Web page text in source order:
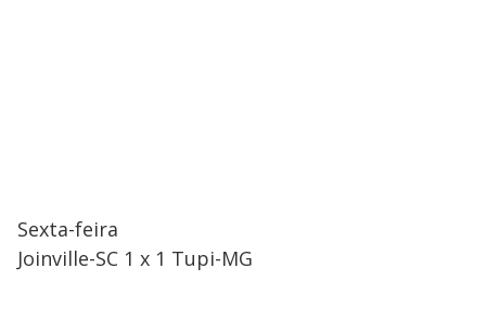
Sexta-feira
Joinville-SC 1 x 1 Tupi-MG